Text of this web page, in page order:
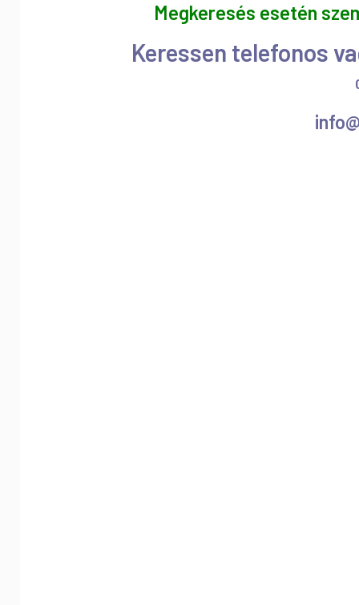
Megkeresés esetén
Keressen telefonos